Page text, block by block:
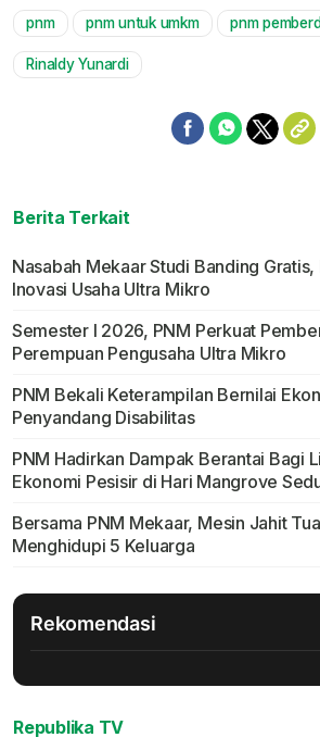
pnm pnm untuk umkm pnm
Rinaldy Yunardi
Berita Terkait
Nasabah Mekaar Studi Banding Gratis,
Inovasi Usaha Ultra Mikro
Semester I 2026, PNM Perkuat
Perempuan Pengusaha Ultra Mikro
PNM Bekali Keterampilan Bernilai
Penyandang Disabilitas
PNM Hadirkan Dampak Berantai Bagi
Ekonomi Pesisir di Hari Mangrove
Bersama PNM Mekaar, Mesin Jahit
Menghidupi 5 Keluarga
Rekomendasi
Republika TV